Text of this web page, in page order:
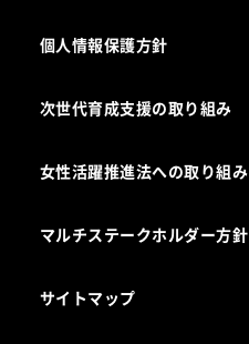
個人情報保護方針
次世代育成支援の取り組み
女性活躍推進法への取り組み
マルチステークホルダー方針
サイトマップ